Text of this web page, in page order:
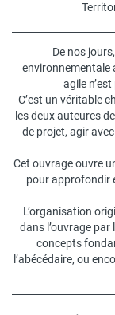
De nos
environnementale
agile
C’est un véritable
les deux auteures
de projet, agir
Cet ouvrage ouvre
pour approfondir
L’organisation
dans l’ouvrage
concepts
l’abécédaire, ou